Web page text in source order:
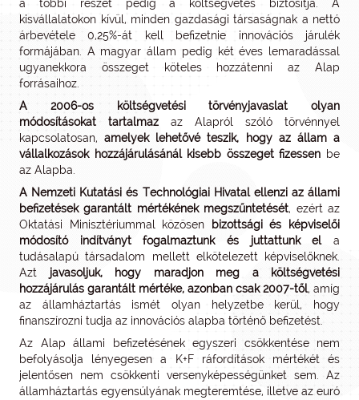
a többi részét pedig a költségvetés biztosítja. A
kisvállalatokon kívül, minden gazdasági társaságnak a nettó
árbevétele 0,25%-át kell befizetnie innovációs járulék
formájában. A magyar állam pedig két éves lemaradással
ugyanekkora összeget köteles hozzátenni az Alap
forrásaihoz.
A 2006-os költségvetési törvényjavaslat olyan
módosításokat tartalmaz az Alapról szóló törvénnyel
kapcsolatosan,amelyek lehetővé teszik, hogy az állam a
vállalkozások hozzájárulásánál kisebb összeget fizessen be
az Alapba.
A Nemzeti Kutatási és Technológiai Hivatal ellenzi az állami
befizetések garantált mértékének megszűntetését, ezért az
Oktatási Minisztériummal közösen
bizottsági és képviselői
módosító indítványt fogalmaztunk és juttattunk ela
tudásalapú társadalom mellett elkötelezett képviselőknek.
Azt javasoljuk, hogy maradjon meg a költségvetési
hozzájárulás garantált mértéke, azonban csak 2007-től, amíg
az államháztartás ismét olyan helyzetbe kerül, hogy
finanszírozni tudja az innovációs alapba történő befizetést.
Az Alap állami befizetésének egyszeri csökkentése nem
befolyásolja lényegesen a K+F ráfordítások mértékét és
jelentősen nem csökkenti versenyképességünket sem. Az
államháztartás egyensúlyának megteremtése, illetve az euró